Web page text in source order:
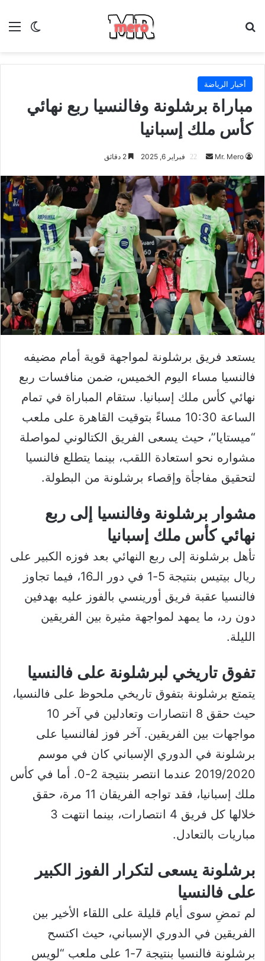
الوضع
أخبار الرياضة
مباراة برشلونة وفالنسيا ربع نهائي
كأس ملك إسبانيا
Mr. Mero
أرسل
إلكترونيا
فبراير 6, 2025
يستعد فريق برشلونة لمواجهة قوية أمام مضيفه
فالنسيا مساء اليوم الخميس، ضمن منافسات ربع
نهائي كأس ملك إسبانيا. ستقام المباراة في تمام
الساعة 10:30 مساءً بتوقيت القاهرة على ملعب
“ميستايا”، حيث يسعى الفريق الكتالوني لمواصلة
مشواره نحو استعادة اللقب، بينما يتطلع فالنسيا
لتحقيق مفاجأة وإقصاء برشلونة من البطولة.
مشوار برشلونة وفالنسيا إلى ربع
نهائي كأس ملك إسبانيا
تأهل برشلونة إلى ربع النهائي بعد فوزه الكبير على
ريال بيتيس بنتيجة 5-1 في دور الـ16، فيما تجاوز
فالنسيا عقبة فريق أورينسي بالفوز عليه بهدفين
دون رد، ما يمهد لمواجهة مثيرة بين الفريقين
الليلة.
تفوق تاريخي لبرشلونة على فالنسيا
يتمتع برشلونة بتفوق تاريخي ملحوظ على فالنسيا،
حيث حقق 8 انتصارات وتعادلين في آخر 10
مواجهات بين الفريقين. آخر فوز لفالنسيا على
برشلونة في الدوري الإسباني كان في موسم
2019/2020 عندما انتصر بنتيجة 2-0. أما في كأس
ملك إسبانيا، فقد تواجه الفريقان 11 مرة، حقق
خلالها كل فريق 4 انتصارات، بينما انتهت 3
مباريات بالتعادل.
برشلونة يسعى لتكرار الفوز الكبير
على فالنسيا
لم تمضِ سوى أيام قليلة على اللقاء الأخير بين
الفريقين في الدوري الإسباني، حيث اكتسح
برشلونة فالنسيا بنتيجة 7-1 على ملعب “لويس